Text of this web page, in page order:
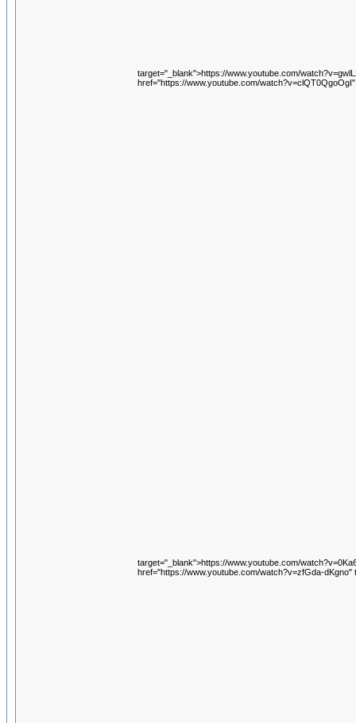
target="_blank">https://www.youtube.com/
href="https://www.youtube.com/
target="_blank">https://www.youtube.com/
href="https://www.youtube.com/watch?v=zfGda-